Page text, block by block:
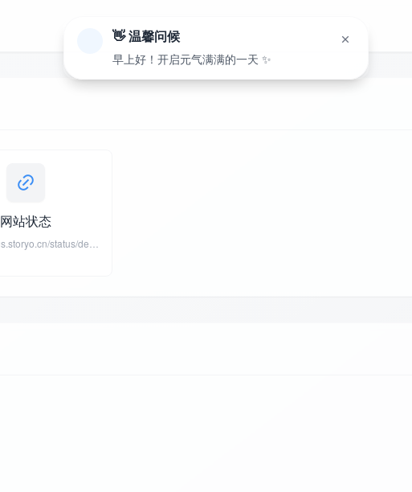
👋 温馨问候
早上好！开启元气满满的一天 ✨
网站状态